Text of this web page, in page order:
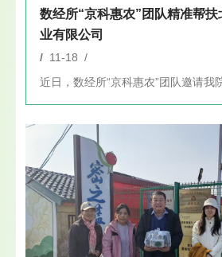
数经所“京科惠农”团队精准帮
业有限公司
/ 11-18 /